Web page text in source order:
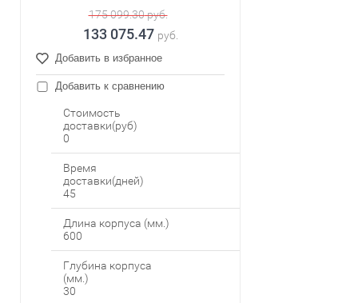
175 099.30руб.
133 075.47 руб.
Добавить в избранное
Добавить к сравнению
Стоимость
доставки(руб)
0
Время
доставки(дней)
45
Длина корпуса (мм.)
600
Глубина корпуса
(мм.)
30